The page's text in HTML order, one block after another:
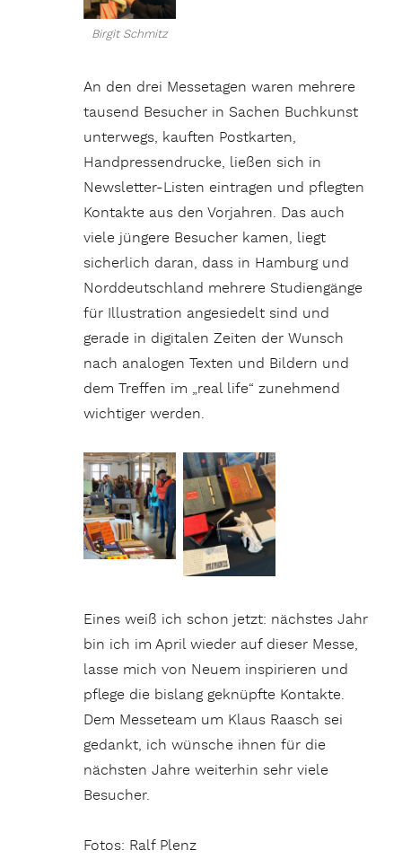
Birgit Schmitz
An den drei Messetagen waren mehrere
tausend Besucher in Sachen Buchkunst
unterwegs, kauften Postkarten,
Handpressendrucke, ließen sich in
Newsletter-Listen eintragen und pflegten
Kontakte aus den Vorjahren. Das auch
viele jüngere Besucher kamen, liegt
sicherlich daran, dass in Hamburg und
Norddeutschland mehrere Studiengänge
für Illustration angesiedelt sind und
gerade in digitalen Zeiten der Wunsch
nach analogen Texten und Bildern und
dem Treffen im „real life“ zunehmend
wichtiger werden.
Eines weiß ich schon jetzt: nächstes Jahr
bin ich im April wieder auf dieser Messe,
lasse mich von Neuem inspirieren und
pflege die bislang geknüpfte Kontakte.
Dem Messeteam um Klaus Raasch sei
gedankt, ich wünsche ihnen für die
nächsten Jahre weiterhin sehr viele
Besucher.
Fotos: Ralf Plenz